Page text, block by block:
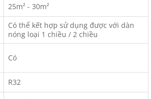
25m² - 30m²
Có thể kết hợp sử dụng được với dàn
nóng loại 1 chiều / 2 chiều
Có
R32